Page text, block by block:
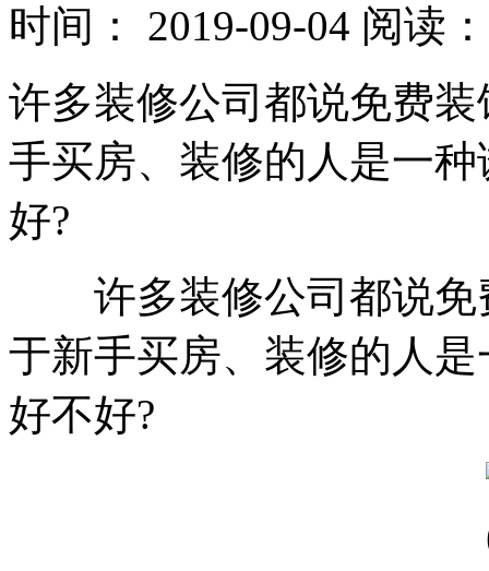
时间： 2019-09-04 阅读
许多装修公司都说免费
手买房、装修的人是一
好?
许多装修公司都说免
于新手买房、装修的人
好不好?